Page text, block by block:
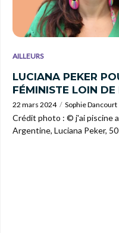
AILLEURS
LUCIANA PEKER
FÉMINISTE LOIN DE
22 mars 2024 Sophie Dancourt
Crédit photo : © j'ai piscine
Argentine, Luciana Peker,